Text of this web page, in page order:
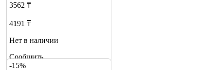
3562 ₸
4191 ₸
Нет в наличии
Сообщить
о наличии
-15%